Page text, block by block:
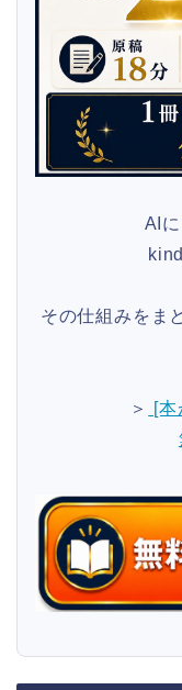
AI
その仕組みをま
＞
[